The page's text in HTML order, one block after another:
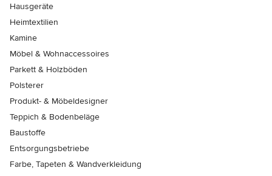
Hausgeräte
Heimtextilien
Kamine
Möbel & Wohnaccessoires
Parkett & Holzböden
Polsterer
Produkt- & Möbeldesigner
Teppich & Bodenbeläge
Baustoffe
Entsorgungsbetriebe
Farbe, Tapeten & Wandverkleidung